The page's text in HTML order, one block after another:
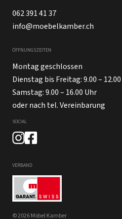
062 391 41 37
info@moebelkamber.ch
ÖFFNUNGSZEITEN
Montag geschlossen
Dienstag bis Freitag: 9.00 –
Samstag: 9.00 – 16.00 Uhr
oder nach tel. Vereinbarung
SOCIAL
VERBAND
© 2026 Möbel Kamber